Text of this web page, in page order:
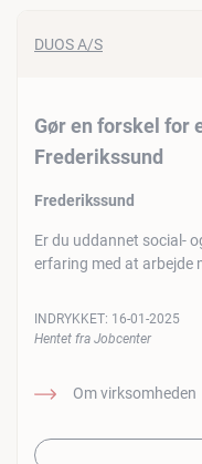
DUOS A/S
Gør en forskel for
Frederikssund
Frederikssund
Er du uddannet social-
erfaring med at arbejde
Om virksomheden
INDRYKKET: 16-01-2025
Hentet fra Jobcenter